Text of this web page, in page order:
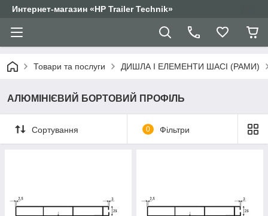
Интернет-магазин «HP Trailer Technik»
Товари та послуги ДИШЛА І ЕЛЕМЕНТИ ШАСІ (РАМИ)
АЛЮМІНІЄВИЙ БОРТОВИЙ ПРОФІЛЬ
Сортування 0 Фільтри